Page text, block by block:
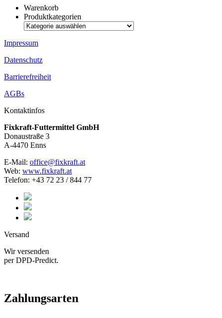
Warenkorb
Produktkategorien
Impressum
Datenschutz
Barrierefreiheit
AGBs
Kontaktinfos
Fixkraft-Futtermittel GmbH
Donaustraße 3
A-4470 Enns
E-Mail: office@fixkraft.at
Web: www.fixkraft.at
Telefon: +43 72 23 / 844 77
Versand
Wir versenden
per DPD-Predict.
Zahlungsarten